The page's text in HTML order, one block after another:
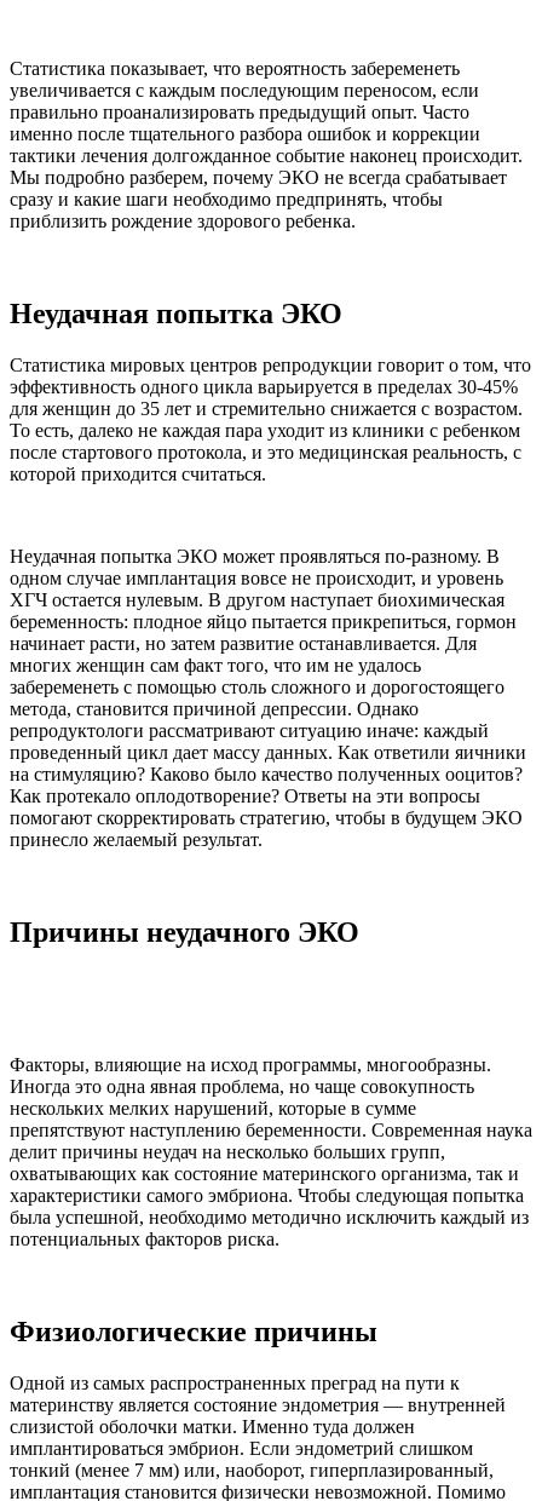
Статистика показывает, что вероятность забеременеть
увеличивается с каждым последующим переносом, если
правильно проанализировать предыдущий опыт. Часто
именно после тщательного разбора ошибок и коррекции
тактики лечения долгожданное событие наконец происходит.
Мы подробно разберем, почему ЭКО не всегда срабатывает
сразу и какие шаги необходимо предпринять, чтобы
приблизить рождение здорового ребенка.
Неудачная попытка ЭКО
Статистика мировых центров репродукции говорит о том, что
эффективность одного цикла варьируется в пределах 30-45%
для женщин до 35 лет и стремительно снижается с возрастом.
То есть, далеко не каждая пара уходит из клиники с ребенком
после стартового протокола, и это медицинская реальность, с
которой приходится считаться.
Неудачная попытка ЭКО может проявляться по-разному. В
одном случае имплантация вовсе не происходит, и уровень
ХГЧ остается нулевым. В другом наступает биохимическая
беременность: плодное яйцо пытается прикрепиться, гормон
начинает расти, но затем развитие останавливается. Для
многих женщин сам факт того, что им не удалось
забеременеть с помощью столь сложного и дорогостоящего
метода, становится причиной депрессии. Однако
репродуктологи рассматривают ситуацию иначе: каждый
проведенный цикл дает массу данных. Как ответили яичники
на стимуляцию? Каково было качество полученных ооцитов?
Как протекало оплодотворение? Ответы на эти вопросы
помогают скорректировать стратегию, чтобы в будущем ЭКО
принесло желаемый результат.
Причины неудачного ЭКО
Факторы, влияющие на исход программы, многообразны.
Иногда это одна явная проблема, но чаще совокупность
нескольких мелких нарушений, которые в сумме
препятствуют наступлению беременности. Современная наука
делит причины неудач на несколько больших групп,
охватывающих как состояние материнского организма, так и
характеристики самого эмбриона. Чтобы следующая попытка
была успешной, необходимо методично исключить каждый из
потенциальных факторов риска.
Физиологические причины
Одной из самых распространенных преград на пути к
материнству является состояние эндометрия — внутренней
слизистой оболочки матки. Именно туда должен
имплантироваться эмбрион. Если эндометрий слишком
тонкий (менее 7 мм) или, наоборот, гиперплазированный,
имплантация становится физически невозможной. Помимо